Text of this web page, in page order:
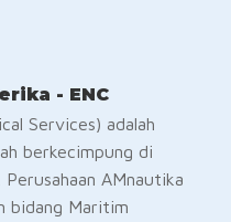
- ENC
Services) adalah
berkecimpung di
AMnautika
bidang Maritim